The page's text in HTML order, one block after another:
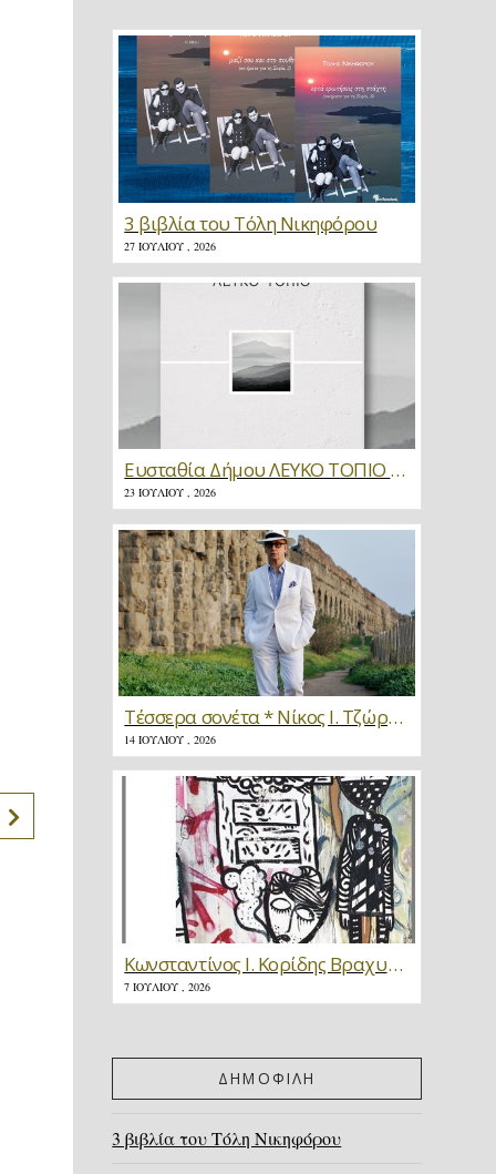
3 βιβλία του Τόλη Νικηφόρου
27 ΙΟΥΛΊΟΥ , 2026
Ευσταθία Δήμου ΛΕΥΚΟ ΤΟΠΙΟ * Κριτική
23 ΙΟΥΛΊΟΥ , 2026
Τέσσερα σονέτα * Νίκος Ι. Τζώρτζης
14 ΙΟΥΛΊΟΥ , 2026
Κωνσταντίνος Ι. Κορίδης Βραχυγραφίες * Κριτική
7 ΙΟΥΛΊΟΥ , 2026
ΔΗΜΟΦΙΛΗ
3 βιβλία του Τόλη Νικηφόρου